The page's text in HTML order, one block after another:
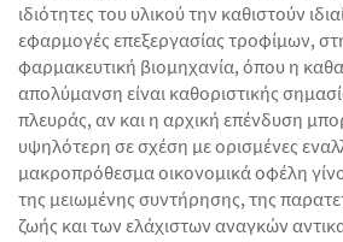
ιδιότητες του υλικού την καθιστούν
εφαρμογές επεξεργασίας τροφίμων,
φαρμακευτική βιομηχανία, όπου η
απολύμανση είναι καθοριστικής
πλευράς, αν και η αρχική επένδυση
υψηλότερη σε σχέση με ορισμένες
μακροπρόθεσμα οικονομικά οφέλη
της μειωμένης συντήρησης, της
ζωής και των ελάχιστων αναγκών